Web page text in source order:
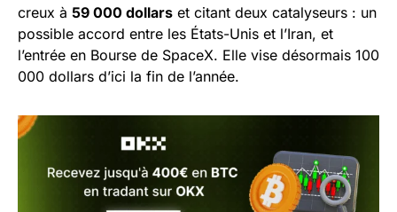
creux à 59 000 dollars et citant deux catalyseurs : un
possible accord entre les États-Unis et l’Iran, et
l’entrée en Bourse de SpaceX. Elle vise désormais 100
000 dollars d’ici la fin de l’année.